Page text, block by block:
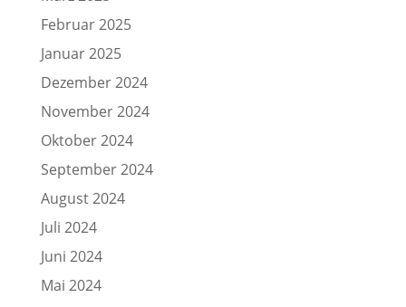
Februar 2025
Januar 2025
Dezember 2024
November 2024
Oktober 2024
September 2024
August 2024
Juli 2024
Juni 2024
Mai 2024